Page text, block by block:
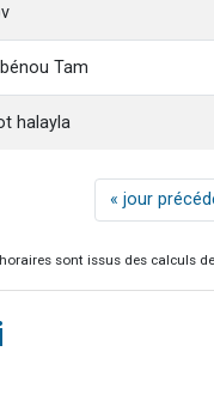
Tam
halayla
« jour
sont issus des calculs